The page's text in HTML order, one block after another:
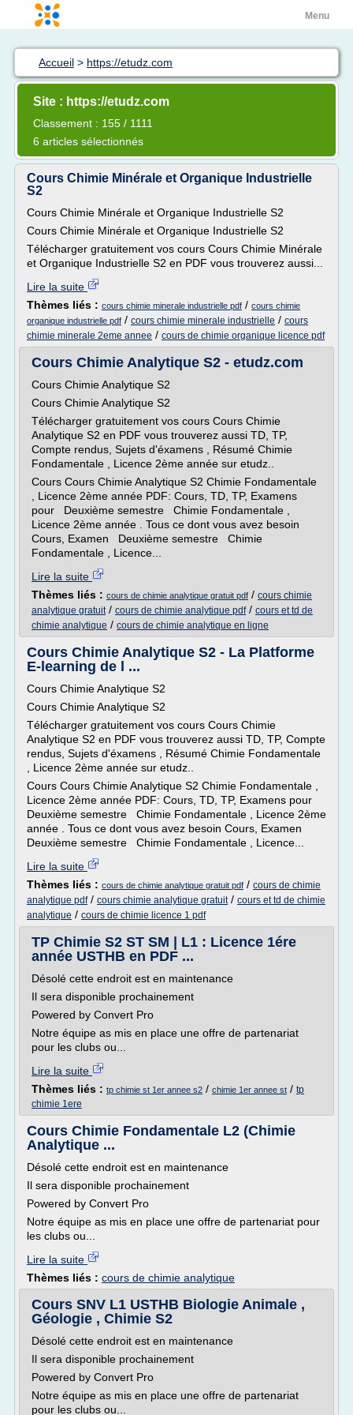
Menu
Accueil > https://etudz.com
Site : https://etudz.com
Classement : 155 / 1111
6 articles sélectionnés
Cours Chimie Minérale et Organique Industrielle
S2
Cours Chimie Minérale et Organique Industrielle S2
Cours Chimie Minérale et Organique Industrielle S2
Télécharger gratuitement vos cours Cours Chimie Minérale
et Organique Industrielle S2 en PDF vous trouverez aussi...
Lire la suite
Thèmes liés : cours chimie minerale industrielle pdf / cours chimie
organique industrielle pdf / cours chimie minerale industrielle / cours
chimie minerale 2eme annee / cours de chimie organique licence pdf
Cours Chimie Analytique S2 - etudz.com
Cours Chimie Analytique S2
Cours Chimie Analytique S2
Télécharger gratuitement vos cours Cours Chimie
Analytique S2 en PDF vous trouverez aussi TD, TP,
Compte rendus, Sujets d'éxamens , Résumé Chimie
Fondamentale , Licence 2ème année sur etudz..
Cours Cours Chimie Analytique S2 Chimie Fondamentale
, Licence 2ème année PDF: Cours, TD, TP, Examens
pour Deuxième semestre Chimie Fondamentale ,
Licence 2ème année . Tous ce dont vous avez besoin
Cours, Examen Deuxième semestre Chimie
Fondamentale , Licence...
Lire la suite
Thèmes liés : cours de chimie analytique gratuit pdf / cours chimie
analytique gratuit/ cours de chimie analytique pdf/ cours et td de
chimie analytique / cours de chimie analytique en ligne
Cours Chimie Analytique S2 - La Platforme
E-learning de l ...
Cours Chimie Analytique S2
Cours Chimie Analytique S2
Télécharger gratuitement vos cours Cours Chimie
Analytique S2 en PDF vous trouverez aussi TD, TP, Compte
rendus, Sujets d'éxamens , Résumé Chimie Fondamentale
, Licence 2ème année sur etudz..
Cours Cours Chimie Analytique S2 Chimie Fondamentale ,
Licence 2ème année PDF: Cours, TD, TP, Examens pour
Deuxième semestre Chimie Fondamentale , Licence 2ème
année . Tous ce dont vous avez besoin Cours, Examen
Deuxième semestre Chimie Fondamentale , Licence...
Lire la suite
Thèmes liés : cours de chimie analytique gratuit pdf / cours de chimie
analytique pdf/ cours chimie analytique gratuit/ cours et td de chimie
analytique / cours de chimie licence 1 pdf
TP Chimie S2 ST SM | L1 : Licence 1ére
année USTHB en PDF ...
Désolé cette endroit est en maintenance
Il sera disponible prochainement
Powered by Convert Pro
Notre équipe as mis en place une offre de partenariat
pour les clubs ou...
Lire la suite
Thèmes liés : tp chimie st 1er annee s2 / chimie 1er annee st / tp
chimie 1ere
Cours Chimie Fondamentale L2 (Chimie
Analytique ...
Désolé cette endroit est en maintenance
Il sera disponible prochainement
Powered by Convert Pro
Notre équipe as mis en place une offre de partenariat pour
les clubs ou...
Lire la suite
Thèmes liés : cours de chimie analytique
Cours SNV L1 USTHB Biologie Animale ,
Géologie , Chimie S2
Désolé cette endroit est en maintenance
Il sera disponible prochainement
Powered by Convert Pro
Notre équipe as mis en place une offre de partenariat
pour les clubs ou...